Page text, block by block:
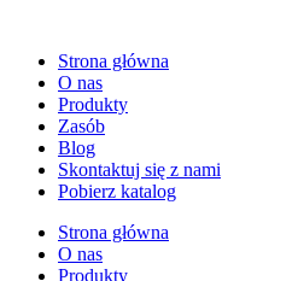
Strona główna
O nas
Produkty
Zasób
Blog
Skontaktuj się z nami
Pobierz katalog
Strona główna
O nas
Produkty